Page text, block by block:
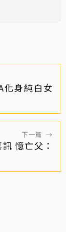
化身純白女
下一篇 →
憶亡父：